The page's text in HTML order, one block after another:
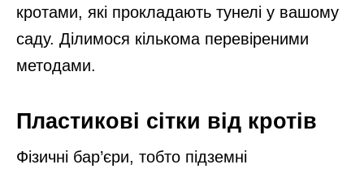
кротами, які прокладають тунелі у вашому
саду. Ділимося кількома перевіреними
методами.
Пластикові сітки від кротів
Фізичні бар’єри, тобто підземні